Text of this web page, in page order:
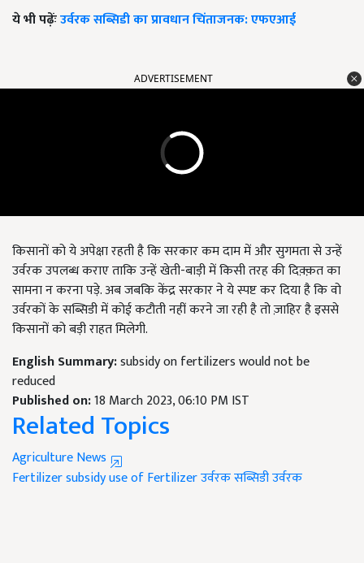
ये भी पढ़ेंःउर्वरक सब्सिडी का प्रावधान चिंताजनक: एफएआई
ADVERTISEMENT
किसानों को ये अपेक्षा रहती है कि सरकार कम दाम में और सुगमता से उन्हें
उर्वरक उपलब्ध कराए ताकि उन्हें खेती-बाड़ी में किसी तरह की दिक़्क़त का
सामना न करना पड़े. अब जबकि केंद्र सरकार ने ये स्पष्ट कर दिया है कि वो
उर्वरकों के सब्सिडी में कोई कटौती नहीं करने जा रही है तो ज़ाहिर है इससे
किसानों को बड़ी राहत मिलेगी.
English Summary:subsidy on fertilizers would not be
reduced
Published on:18 March 2023, 06:10 PM IST
Related Topics
Agriculture News
Fertilizer subsidyuse of Fertilizerउर्वरक सब्सिडीउर्वरक